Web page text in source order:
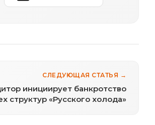
СЛЕДУЮЩАЯ СТАТЬЯ →
инициирует банкротство
структур «Русского холода»